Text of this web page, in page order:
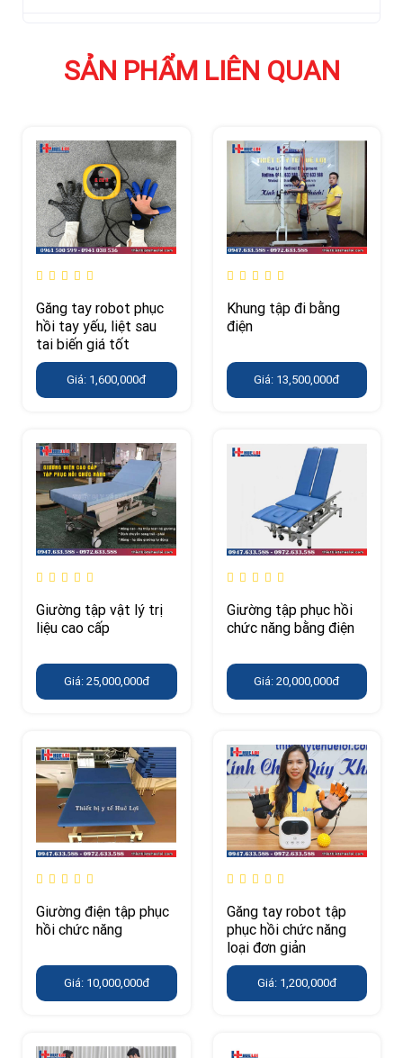
SẢN PHẨM LIÊN QUAN
Găng tay robot phục
hồi tay yếu, liệt sau
tai biến giá tốt
Giá: 1,600,000đ
Khung tập đi bằng
điện
Giá: 13,500,000đ
Giường tập vật lý trị
liệu cao cấp
Giá: 25,000,000đ
Giường tập phục hồi
chức năng bằng điện
Giá: 20,000,000đ
Giường điện tập phục
hồi chức năng
Giá: 10,000,000đ
Găng tay robot tập
phục hồi chức năng
loại đơn giản
Giá: 1,200,000đ